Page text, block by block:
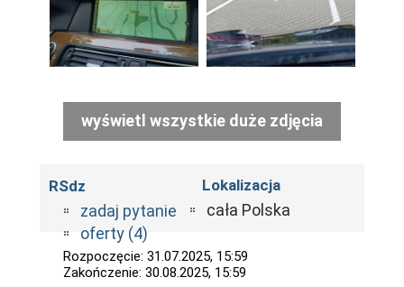
wyświetl wszystkie duże zdjęcia
RSdz
zadaj pytanie
oferty (4)
Lokalizacja
cała Polska
Rozpoczęcie: 31.07.2025, 15:59
Zakończenie: 30.08.2025, 15:59